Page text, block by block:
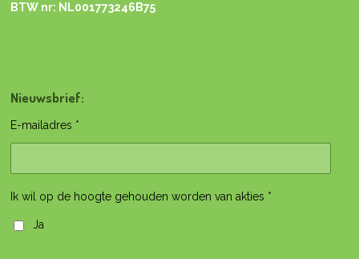
BTW nr: NL001773246B75
Nieuwsbrief:
E-mailadres *
Ik wil op de hoogte gehouden worden van akties *
Ja